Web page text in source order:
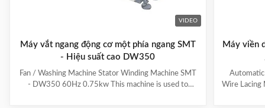
VIDEO
Máy vắt ngang động cơ một phía ngang SMT
- Hiệu suất cao DW350
Fan / Washing Machine Stator Winding Machine SMT
- DW350 60Hz 0.75kw This machine is used to
Máy viền
Automatic
Wire Lacing